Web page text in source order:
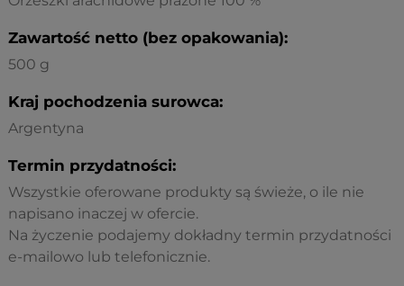
Zawartość netto (bez opakowania):
500 g
Kraj pochodzenia surowca:
Argentyna
Termin przydatności:
Wszystkie oferowane produkty są świeże, o ile nie
napisano inaczej w ofercie.
Na życzenie podajemy dokładny termin przydatności
e-mailowo lub telefonicznie.